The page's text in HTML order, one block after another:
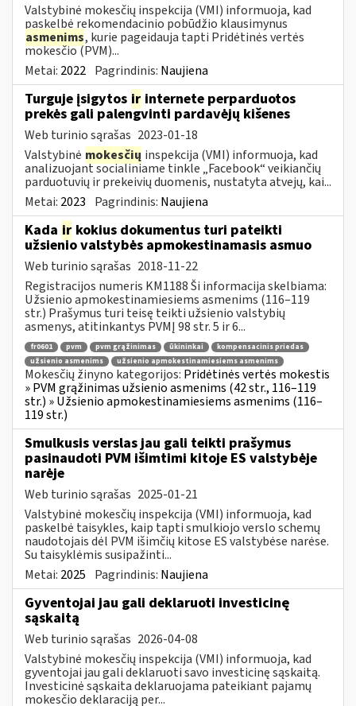
Valstybinė mokesčių inspekcija (VMI) informuoja, kad
paskelbė rekomendacinio pobūdžio klausimynus
asmenims, kurie pageidauja tapti Pridėtinės vertės
mokesčio (PVM)...
Metai: 2022 Pagrindinis: Naujiena
Turguje įsigytos ir internete perparduotos
prekės gali palengvinti pardavėjų kišenes
Web turinio sąrašas 2023-01-18
Valstybinė mokesčių inspekcija (VMI) informuoja, kad
analizuojant socialiniame tinkle „Facebook“ veikiančių
parduotuvių ir prekeivių duomenis, nustatyta atvejų, kai...
Metai: 2023 Pagrindinis: Naujiena
Kada ir kokius dokumentus turi pateikti
užsienio valstybės apmokestinamasis asmuo
Web turinio sąrašas 2018-11-22
Registracijos numeris KM1188 Ši informacija skelbiama:
Užsienio apmokestinamiesiems asmenims (116–119
str.) Prašymus turi teisę teikti užsienio valstybių
asmenys, atitinkantys PVMĮ 98 str. 5 ir 6...
fr0601 pvm pvm grąžinimas ūkininkai
kompensacinis priedas
užsienio asmenims
užsienio apmokestinamiesiems asmenims
Mokesčių žinyno kategorijos: Pridėtinės vertės mokestis
» PVM grąžinimas užsienio asmenims (42 str., 116–119
str.) » Užsienio apmokestinamiesiems asmenims (116–
119 str.)
Smulkusis verslas jau gali teikti prašymus
pasinaudoti PVM išimtimi kitoje ES valstybėje
narėje
Web turinio sąrašas 2025-01-21
Valstybinė mokesčių inspekcija (VMI) informuoja, kad
paskelbė taisykles, kaip tapti smulkiojo verslo schemų
naudotojais dėl PVM išimčių kitose ES valstybėse narėse.
Su taisyklėmis susipažinti...
Metai: 2025 Pagrindinis: Naujiena
Gyventojai jau gali deklaruoti investicinę
sąskaitą
Web turinio sąrašas 2026-04-08
Valstybinė mokesčių inspekcija (VMI) informuoja, kad
gyventojai jau gali deklaruoti savo investicinę sąskaitą.
Investicinė sąskaita deklaruojama pateikiant pajamų
mokesčio deklaraciją per...